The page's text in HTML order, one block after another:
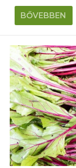
BŐVEBBEN